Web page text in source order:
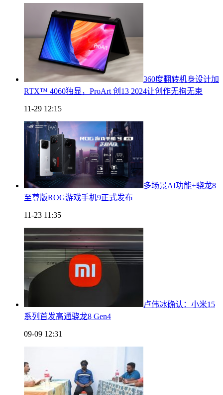
360度翻转机身设计加
RTX™ 4060独显，ProArt 创13 2024让创作无拘无束
11-29 12:15
多场景AI功能+骁龙8
至尊版ROG游戏手机9正式发布
11-23 11:35
卢伟冰确认：小米15
系列首发高通骁龙8 Gen4
09-09 12:31